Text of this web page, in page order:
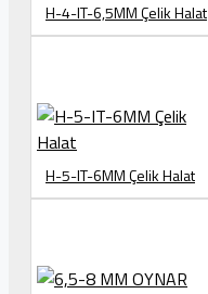
H-4-IT-6,5MM Çelik Halat
H-5-IT-6MM Çelik Halat